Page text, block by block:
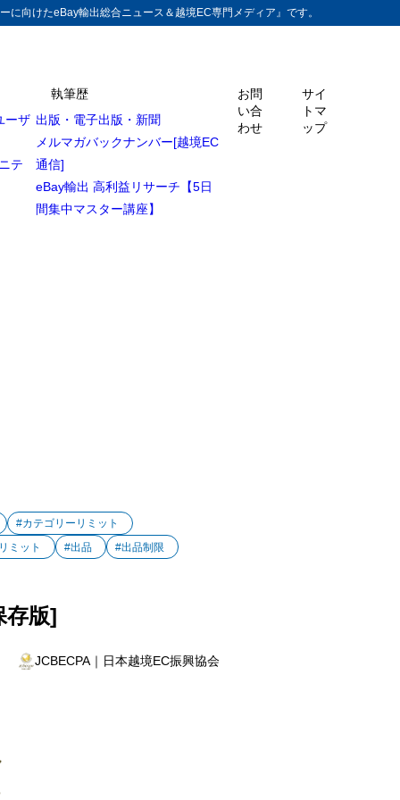
向けたeBay輸出総合ニュース＆越境EC専門メディア』です。
ーザ
テ
執筆歴
出版・電子出版・新聞
メルマガバックナンバー[越境EC
通信]
eBay輸出 高利益リサーチ【5日
間集中マスター講座】
お問
い合
わせ
サイ
トマ
ップ
#カテゴリーリミット
ミット
#出品 #出品制限
存版]
JCBECPA｜日本越境EC振興協会